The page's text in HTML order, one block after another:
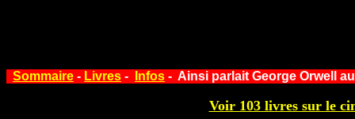
Sommaire - Livres - Infos - Ainsi parlait George Orwell
Voir 103 livres sur le